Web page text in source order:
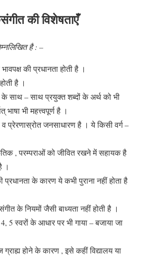
की विशेषताएँ
है : –
की प्रधानता होती है ।
है ।
साथ – साथ प्रयुक्त शब्दों के अर्थ को भी
भाषा भी महत्त्वपूर्ण है ।
प्रेरणास्रोत जनसाधारण है । ये किसी वर्ग –
, परम्पराओं को जीवित रखने में सहायक है
।
प्रधानता के कारण ये कभी पुराना नहीं होता है
के नियमों जैसी बाध्यता नहीं होती है ।
5 स्वरों के आधार पर भी गाया – बजाया जा
होने के कारण , इसे कहीं विद्यालय या